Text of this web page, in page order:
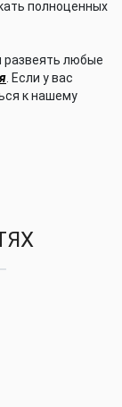
полноценных
развеять любые
. Если у вас
к нашему